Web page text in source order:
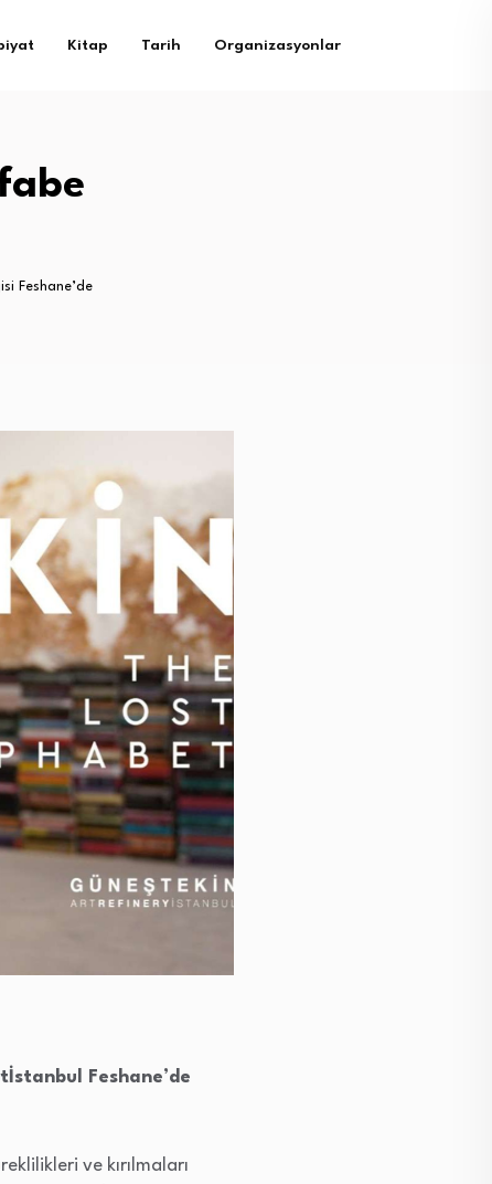
Kitap Tarih Organizasyonlar
Feshane’de
Feshane’de
ve kırılmaları